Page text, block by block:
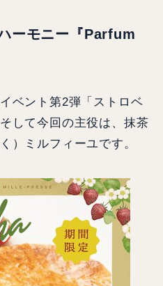
ーモニー『Parfum
ベント第2弾「ストロベ
して今回の主役は、抹茶
）ミルフィーユです。